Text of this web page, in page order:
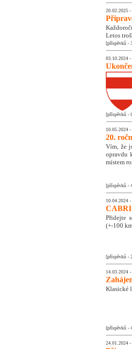
20.02.2025 -
Letos
[příspěvků -
03.10.2024 -
[příspěvků -
10.05.2024 -
20.
Vím, že
opravdu
místem
[příspěvků -
10.04.2024 -
Přidejte
(+-100
[příspěvků -
14.03.2024 -
Klasické
[příspěvků -
24.01.2024 -